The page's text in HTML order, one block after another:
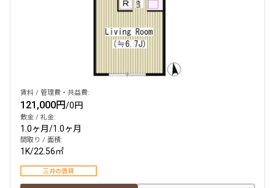
1分以内
15分以内
当社限定物件
専任物件
三井の賃貸物件
申込無し物件のみ表示
ペット可・相談
楽器可・相談
賃料 / 管理費・共益費:
121,000円/0円
敷金 / 礼金:
1.0ヶ月/1.0ヶ月
間取り / 面積:
1K/22.56㎡
三井の賃貸